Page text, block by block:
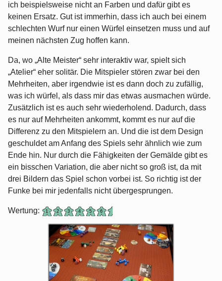
ich beispielsweise nicht an Farben und dafür gibt es
keinen Ersatz. Gut ist immerhin, dass ich auch bei einem
schlechten Wurf nur einen Würfel einsetzen muss und auf
meinen nächsten Zug hoffen kann.
Da, wo „Alte Meister“ sehr interaktiv war, spielt sich
„Atelier“ eher solitär. Die Mitspieler stören zwar bei den
Mehrheiten, aber irgendwie ist es dann doch zu zufällig,
was ich würfel, als dass mir das etwas ausmachen würde.
Zusätzlich ist es auch sehr wiederholend. Dadurch, dass
es nur auf Mehrheiten ankommt, kommt es nur auf die
Differenz zu den Mitspielern an. Und die ist dem Design
geschuldet am Anfang des Spiels sehr ähnlich wie zum
Ende hin. Nur durch die Fähigkeiten der Gemälde gibt es
ein bisschen Variation, die aber nicht so groß ist, da mit
drei Bildern das Spiel schon vorbei ist. So richtig ist der
Funke bei mir jedenfalls nicht übergesprungen.
Wertung: